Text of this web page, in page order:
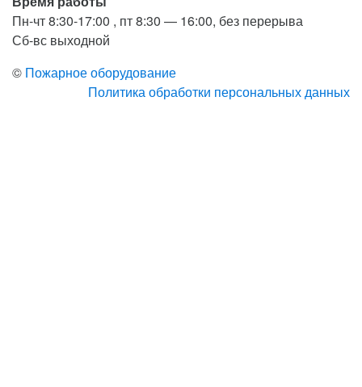
Пн-чт 8:30-17:00 , пт 8:30 — 16:00, без перерыва
Сб-вс выходной
© Пожарное оборудование
Политика обработки персональных данных